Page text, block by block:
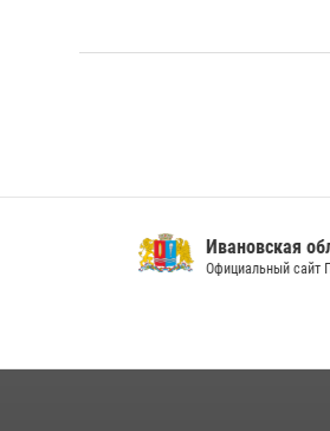
Ивановская область
Официальный сайт